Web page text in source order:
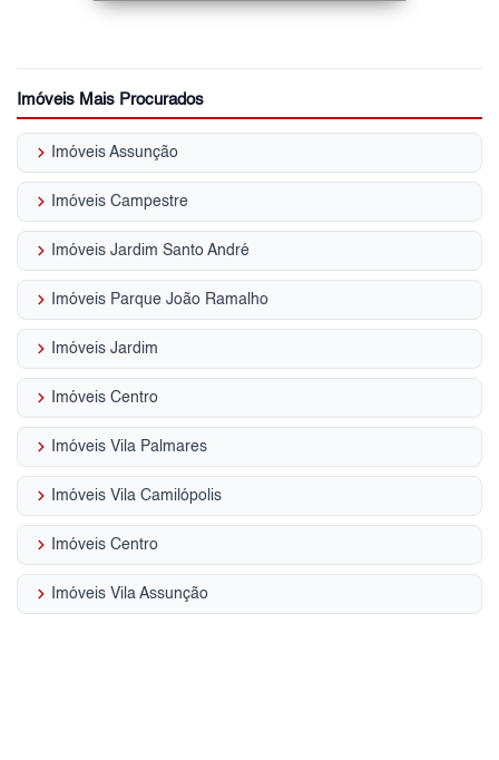
Imóveis Mais Procurados
keyboard_arrow_right Imóveis Assunção
keyboard_arrow_right Imóveis Campestre
keyboard_arrow_right Imóveis Jardim Santo André
keyboard_arrow_right Imóveis Parque João Ramalho
keyboard_arrow_right Imóveis Jardim
keyboard_arrow_right Imóveis Centro
keyboard_arrow_right Imóveis Vila Palmares
keyboard_arrow_right Imóveis Vila Camilópolis
keyboard_arrow_right Imóveis Centro
keyboard_arrow_right Imóveis Vila Assunção